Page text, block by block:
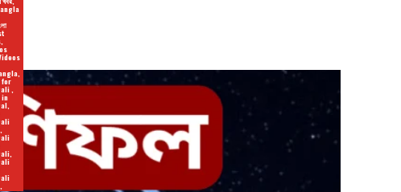
for
,
in